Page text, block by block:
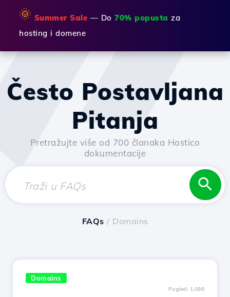
🌞 Summer Sale — Do 70% popusta za
hosting i domene
Često Postavljana
Pitanja
Pretražujte više od 700 članaka Hostico
dokumentacije
FAQs / Domains
Domains
Pogledi 1,098